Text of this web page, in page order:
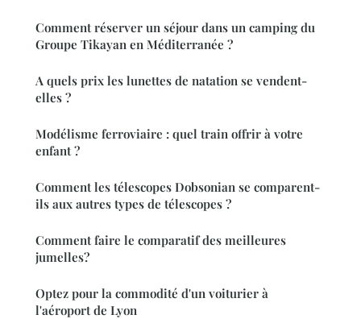
Comment réserver un séjour dans un camping du
Groupe Tikayan en Méditerranée ?
A quels prix les lunettes de natation se vendent-
elles ?
Modélisme ferroviaire : quel train offrir à votre
enfant ?
Comment les télescopes Dobsonian se comparent-
ils aux autres types de télescopes ?
Comment faire le comparatif des meilleures
jumelles?
Optez pour la commodité d'un voiturier à
l'aéroport de Lyon